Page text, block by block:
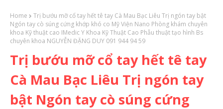
Home
Trị bướu mỡ cổ tay hết tê tay Cà Mau Bạc Liêu Trị ngón tay bật
Ngón tay cò súng cứng khớp khó co Mỹ Viện Nano Phòng khám chuyên
khoa Kỹ thuật cao IMedic Y Khoa Kỹ Thuật Cao Phẫu thuật tạo hình Bs
chuyên khoa NGUYỄN ĐẶNG DUY 091 944 94 59
Trị bướu mỡ cổ tay hết tê tay
Cà Mau Bạc Liêu Trị ngón tay
bật Ngón tay cò súng cứng